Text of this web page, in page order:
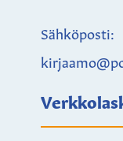
Sähköposti: